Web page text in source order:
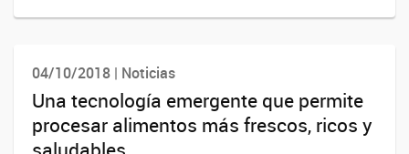
04/10/2018 | Noticias
Una tecnología emergente que permite
procesar alimentos más frescos, ricos y